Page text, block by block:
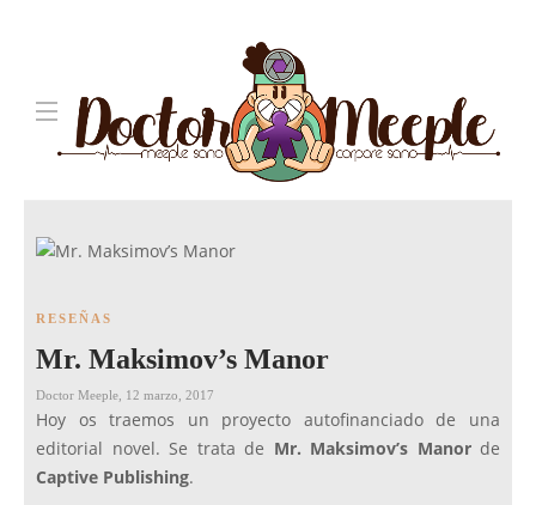
RESEÑAS
Mr. Maksimov’s Manor
Doctor Meeple 12 marzo, 2017
Hoy os traemos un proyecto autofinanciado de una
editorial novel. Se trata de Mr. Maksimov’s Manorde
Captive Publishing.